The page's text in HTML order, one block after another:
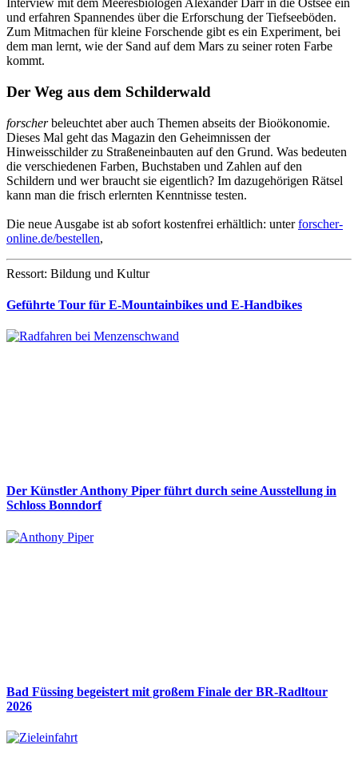
Interview mit dem Meeresbiologen Alexander Darr in die Ostsee ein
und erfahren Spannendes über die Erforschung der Tiefseeböden.
Zum Mitmachen für kleine Forschende gibt es ein Experiment, bei
dem man lernt, wie der Sand auf dem Mars zu seiner roten Farbe
kommt.
Der Weg aus dem Schilderwald
forscherbeleuchtet aber auch Themen abseits der Bioökonomie.
Dieses Mal geht das Magazin den Geheimnissen der
Hinweisschilder zu Straßeneinbauten auf den Grund. Was bedeuten
die verschiedenen Farben, Buchstaben und Zahlen auf den
Schildern und wer braucht sie eigentlich? Im dazugehörigen Rätsel
kann man die frisch erlernten Kenntnisse testen.
Die neue Ausgabe ist ab sofort kostenfrei erhältlich: unterforscher-
online.de/bestellen,
Ressort: Bildung und Kultur
Geführte Tour für E-Mountainbikes und E-Handbikes
Der Künstler Anthony Piper führt durch seine Ausstellung in
Schloss Bonndorf
Bad Füssing begeistert mit großem Finale der BR-Radltour
2026